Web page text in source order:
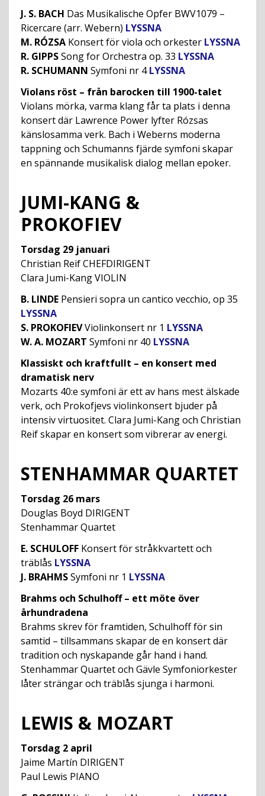
J. S. BACH Das Musikalische Opfer BWV1079 –
Ricercare (arr. Webern) LYSSNA
M. RÓZSA Konsert för viola och orkester LYSSNA
R. GIPPSSong for Orchestra op. 33 LYSSNA
R. SCHUMANN Symfoni nr 4LYSSNA
Violans röst – från barocken till 1900-talet
Violans mörka, varma klang får ta plats i denna
konsert där Lawrence Power lyfter Rózsas
känslosamma verk. Bach i Weberns moderna
tappning och Schumanns fjärde symfoni skapar
en spännande musikalisk dialog mellan epoker.
JUMI-KANG &
PROKOFIEV
Torsdag 29 januari
Christian Reif CHEFDIRIGENT
Clara Jumi-Kang VIOLIN
B. LINDE Pensieri sopra un cantico vecchio, op 35
LYSSNA
S. PROKOFIEVViolinkonsert nr 1 LYSSNA
W. A. MOZART Symfoni nr 40 LYSSNA
Klassiskt och kraftfullt – en konsert med
dramatisk nerv
Mozarts 40:e symfoni är ett av hans mest älskade
verk, och Prokofjevs violinkonsert bjuder på
intensiv virtuositet. Clara Jumi-Kang och Christian
Reif skapar en konsert som vibrerar av energi.
STENHAMMAR QUARTET
Torsdag 26 mars
Douglas Boyd DIRIGENT
Stenhammar Quartet
E. SCHULOFF Konsert för stråkkvartett och
träblås LYSSNA
J. BRAHMSSymfoni nr 1 LYSSNA
Brahms och Schulhoff – ett möte över
århundradena
Brahms skrev för framtiden, Schulhoff för sin
samtid – tillsammans skapar de en konsert där
tradition och nyskapande går hand i hand.
Stenhammar Quartet och Gävle Symfoniorkester
låter strängar och träblås sjunga i harmoni.
LEWIS & MOZART
Torsdag 2 april
Jaime Martín DIRIGENT
Paul Lewis PIANO